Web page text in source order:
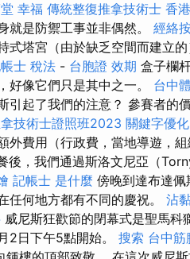
幸福 傳統整復推拿技術士 香
就是防禦工事並非偶然。 經絡
式塔宮（由於缺乏空間而建立的
士 稅法 - 台胞證 效期 盒子欄
好像它們只是其中之一。 台中
引起了我們的注意？ 參賽者的
技術士證照班2023 關鍵字優化
外費用（行政費，當地導遊，
後，我們通過斯洛文尼亞（
記帳士 是什麼 傍晚到達布達
任何地方都有不同的慶祝。 沾
威尼斯狂歡節的閉幕式是聖馬科
2日下午5點開始。 搜索 台中筋